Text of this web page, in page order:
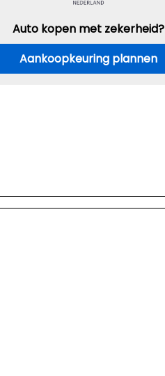
Auto kopen met zekerheid?
Aankoopkeuring plannen